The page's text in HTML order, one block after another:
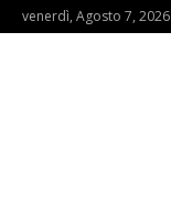
venerdì, Agosto 7, 2026